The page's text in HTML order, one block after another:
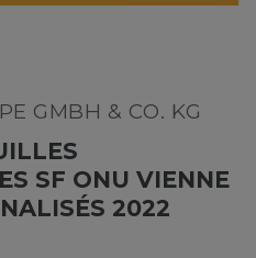
GMBH & CO. KG
SF ONU VIENNE
2022